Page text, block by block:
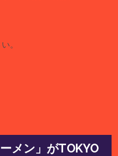
。
メン」がTOKYO